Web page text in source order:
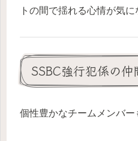
トの間で揺れる心情が気に
SSBC強行犯係の仲
個性豊かなチームメンバー